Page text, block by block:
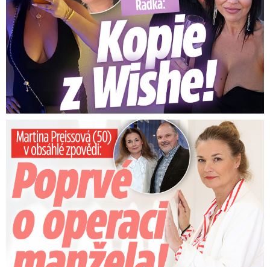
Preissová (50) v obsáhlé zpovědi: Poprvé o operaci manžela